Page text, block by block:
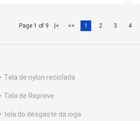
Page 1 of 9 |< << 1 2 3 4
Tela de nylon reciclada
Tela de Repreve
tela do desgaste da ioga